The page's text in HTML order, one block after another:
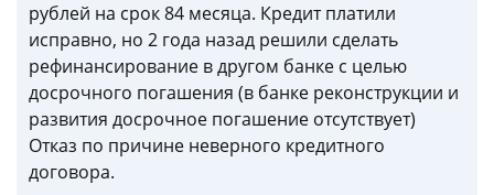
рублей на срок 84 месяца. Кредит платили
исправно, но 2 года назад решили сделать
рефинансирование в другом банке с целью
досрочного погашения (в банке реконструкции и
развития досрочное погашение отсутствует)
Отказ по причине неверного кредитного
договора.